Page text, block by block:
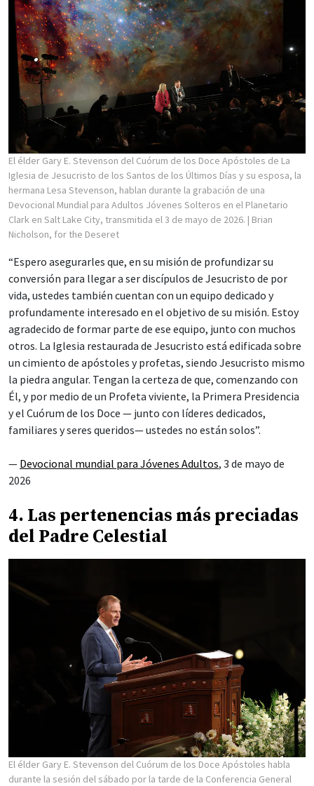
El élder Gary E. Stevenson del Cuórum de los Doce Apóstoles de La
Iglesia de Jesucristo de los Santos de los Últimos Días y su esposa, la
hermana Lesa Stevenson, hablan durante la grabación de una
Devocional Mundial para Adultos Jóvenes Solteros en el Planetario
Clark en Salt Lake City, transmitida el 3 de mayo de 2026. | Brian
Nicholson, for the Deseret
“Espero asegurarles que, en su misión de profundizar su
conversión para llegar a ser discípulos de Jesucristo de por
vida, ustedes también cuentan con un equipo dedicado y
profundamente interesado en el objetivo de su misión. Estoy
agradecido de formar parte de ese equipo, junto con muchos
otros. La Iglesia restaurada de Jesucristo está edificada sobre
un cimiento de apóstoles y profetas, siendo Jesucristo mismo
la piedra angular. Tengan la certeza de que, comenzando con
Él, y por medio de un Profeta viviente, la Primera Presidencia
y el Cuórum de los Doce — junto con líderes dedicados,
familiares y seres queridos— ustedes no están solos”.
— Devocional mundial para Jóvenes Adultos, 3 de mayo de
2026
4. Las pertenencias más preciadas
del Padre Celestial
El élder Gary E. Stevenson del Cuórum de los Doce Apóstoles habla
durante la sesión del sábado por la tarde de la Conferencia General